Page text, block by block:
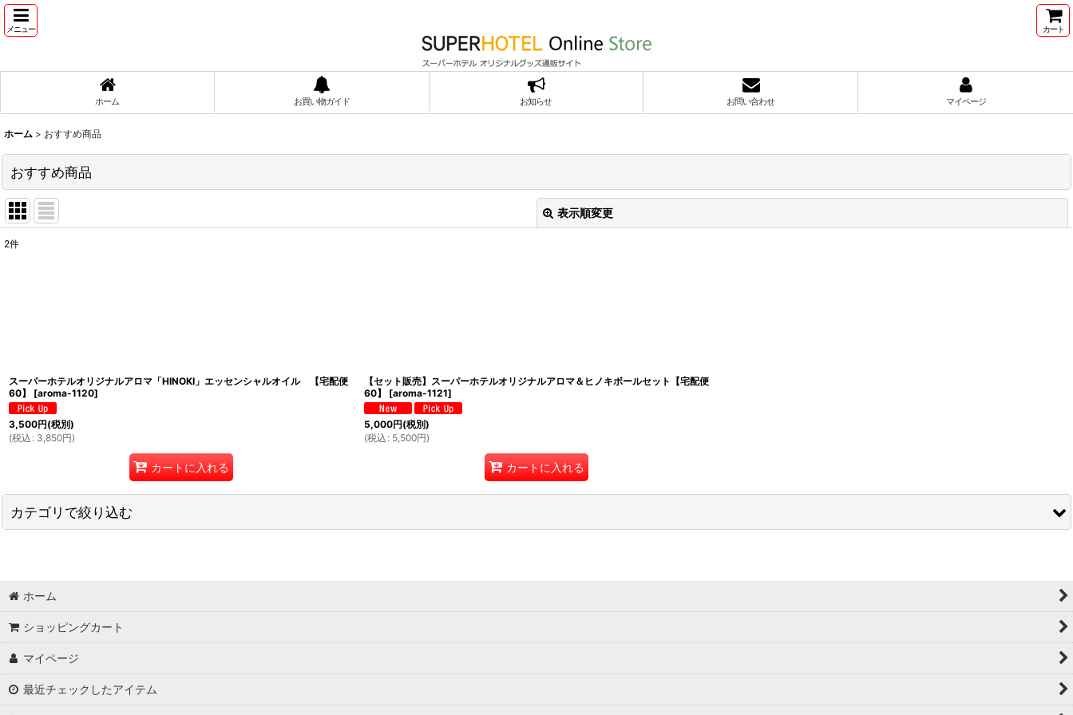
メニュー カート
ホーム お買い物ガイド お知らせ お問い合わせ マイページ
ホーム > おすすめ商品
おすすめ商品
表示順変更
2件
スーパーホテルオリジナルアロマ「HINOKI」エッセンシャルオイル 【宅配便
60】
[aroma-1120]
3,500円(税別)
(税込 : 3,850円)
カートに入れる
【セット販売】スーパーホテルオリジナルアロマ＆ヒノキボールセット【宅配便
60】
[aroma-1121]
5,000円(税別)
(税込 : 5,500円)
カートに入れる
カテゴリで絞り込む
オリジナルマットレス
Natural Water+Silica
健康ドレッシング
オーガニックアメニティ
ホーム
ショッピングカート
マイページ
最近チェックしたアイテム